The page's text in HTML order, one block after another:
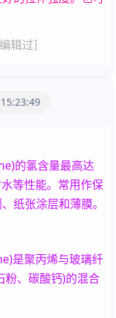
辑过］
的氯含量最高达
等性能。常用作保
纸张涂层和薄膜。
是聚丙烯与玻璃纤
粉、碳酸钙)的混合